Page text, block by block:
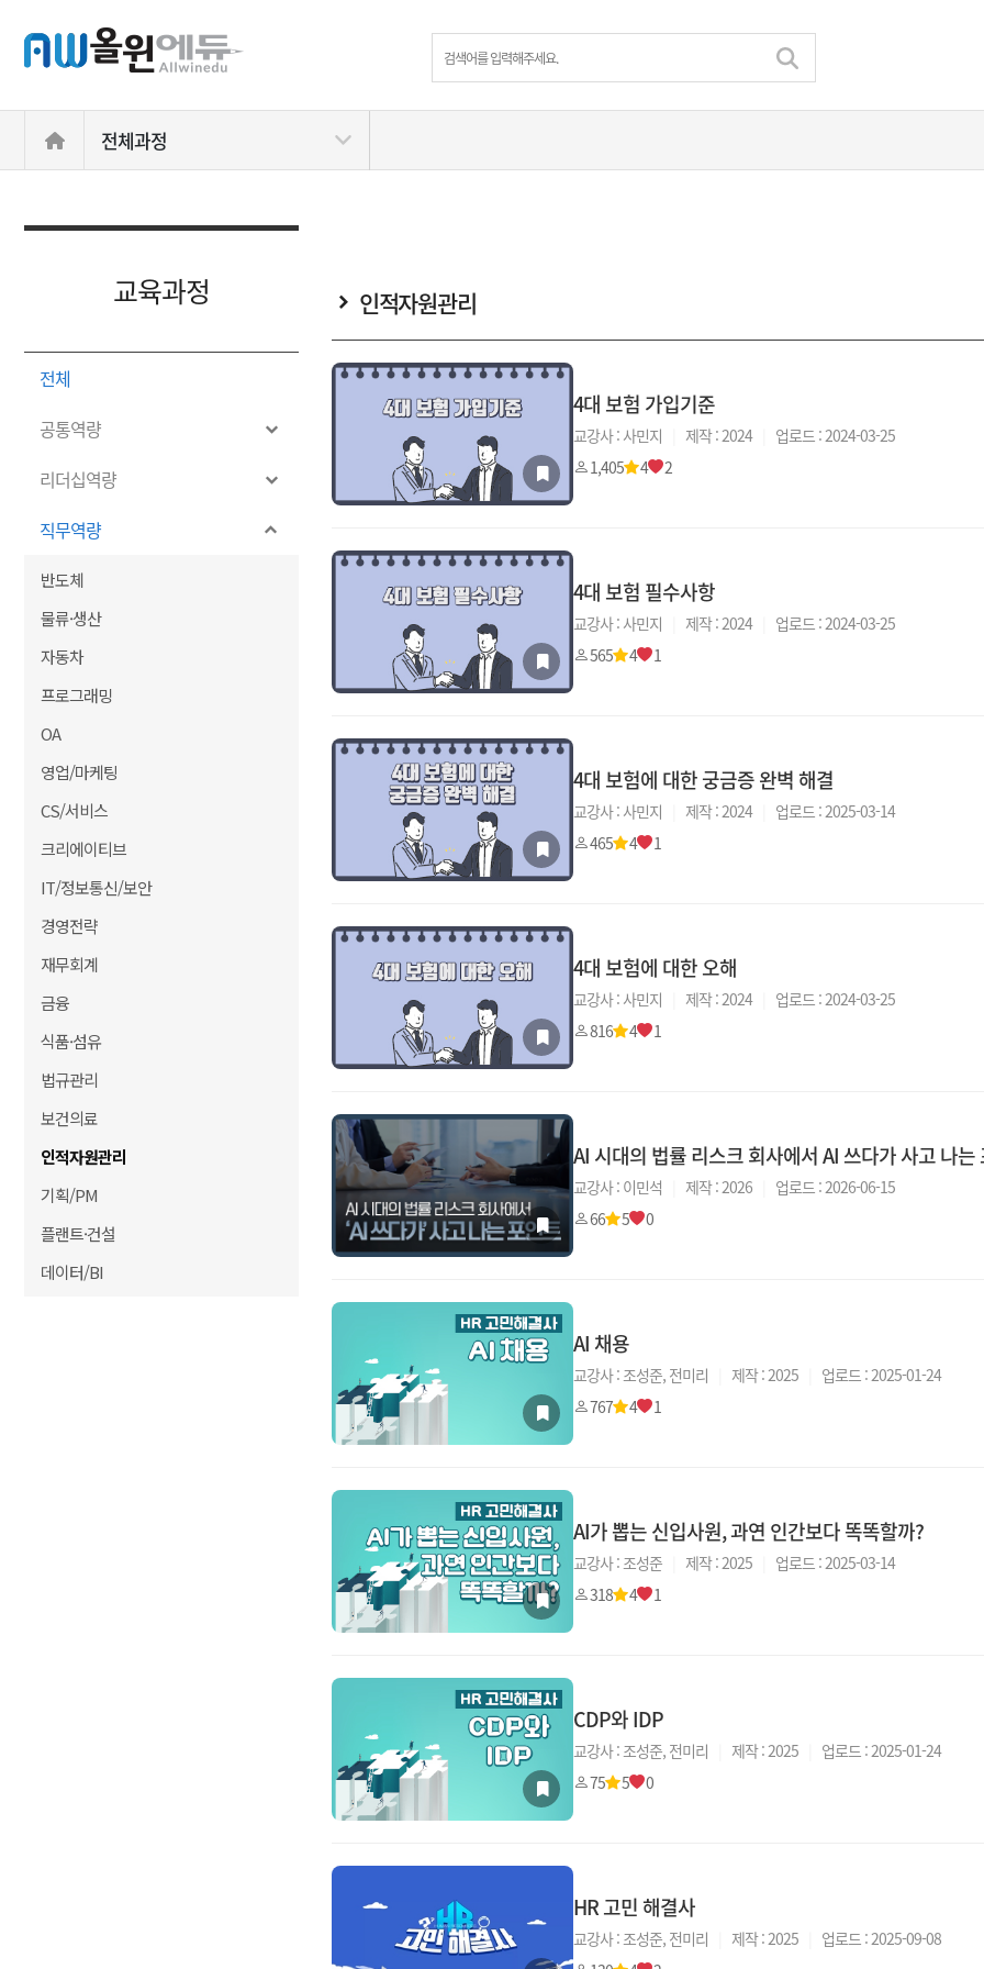
전체과정
교육과정
전체
공통역량
리더십역량
직무역량
반도체
물류·생산
자동차
프로그래밍
OA
영업/마케팅
CS/서비스
크리에이티브
IT/정보통신/보안
경영전략
재무회계
금융
식품·섬유
법규관리
보건의료
인적자원관리
기획/PM
플랜트·건설
데이터/BI
인적자원관리
4대 보험 가입기준
교강사 : 사민지 제작 : 2024
업로드 : 2024-03-25
1,405
4 2
4대 보험 필수사항
교강사 : 사민지 제작 : 2024
업로드 : 2024-03-25
565
4 1
4대 보험에 대한 궁금증 완벽 해결
교강사 : 사민지 제작 : 2024
업로드 : 2025-03-14
465
4 1
4대 보험에 대한 오해
교강사 : 사민지 제작 : 2024
업로드 : 2024-03-25
816
4 1
AI 시대의 법률 리스크 회사에서 AI 쓰다가 사고 나는
교강사 : 이민석 제작 : 2026
업로드 : 2026-06-15
66
5 0
AI 채용
교강사 : 조성준, 전미리 제작 : 2025
업로드 : 2025-01-24
767
4 1
AI가 뽑는 신입사원, 과연 인간보다 똑똑할까?
교강사 : 조성준 제작 : 2025
업로드 : 2025-03-14
318
4 1
CDP와 IDP
교강사 : 조성준, 전미리 제작 : 2025
업로드 : 2025-01-24
75
5 0
HR 고민 해결사
교강사 : 조성준, 전미리 제작 : 2025
업로드 : 2025-09-08